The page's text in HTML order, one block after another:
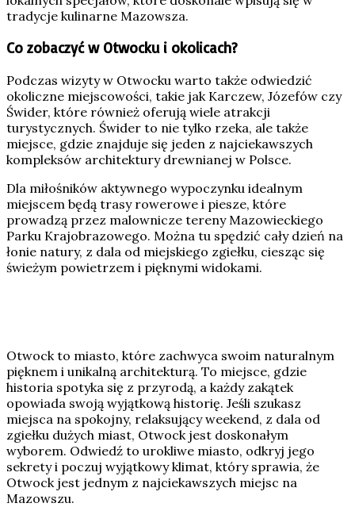
tradycje kulinarne Mazowsza.
Co zobaczyć w Otwocku i okolicach?
Podczas wizyty w Otwocku warto także odwiedzić
okoliczne miejscowości, takie jak Karczew, Józefów czy
Świder, które również oferują wiele atrakcji
turystycznych. Świder to nie tylko rzeka, ale także
miejsce, gdzie znajduje się jeden z najciekawszych
kompleksów architektury drewnianej w Polsce.
Dla miłośników aktywnego wypoczynku idealnym
miejscem będą trasy rowerowe i piesze, które
prowadzą przez malownicze tereny Mazowieckiego
Parku Krajobrazowego. Można tu spędzić cały dzień na
łonie natury, z dala od miejskiego zgiełku, ciesząc się
świeżym powietrzem i pięknymi widokami.
Otwock to miasto, które zachwyca swoim naturalnym
pięknem i unikalną architekturą. To miejsce, gdzie
historia spotyka się z przyrodą, a każdy zakątek
opowiada swoją wyjątkową historię. Jeśli szukasz
miejsca na spokojny, relaksujący weekend, z dala od
zgiełku dużych miast, Otwock jest doskonałym
wyborem. Odwiedź to urokliwe miasto, odkryj jego
sekrety i poczuj wyjątkowy klimat, który sprawia, że
Otwock jest jednym z najciekawszych miejsc na
Mazowszu.